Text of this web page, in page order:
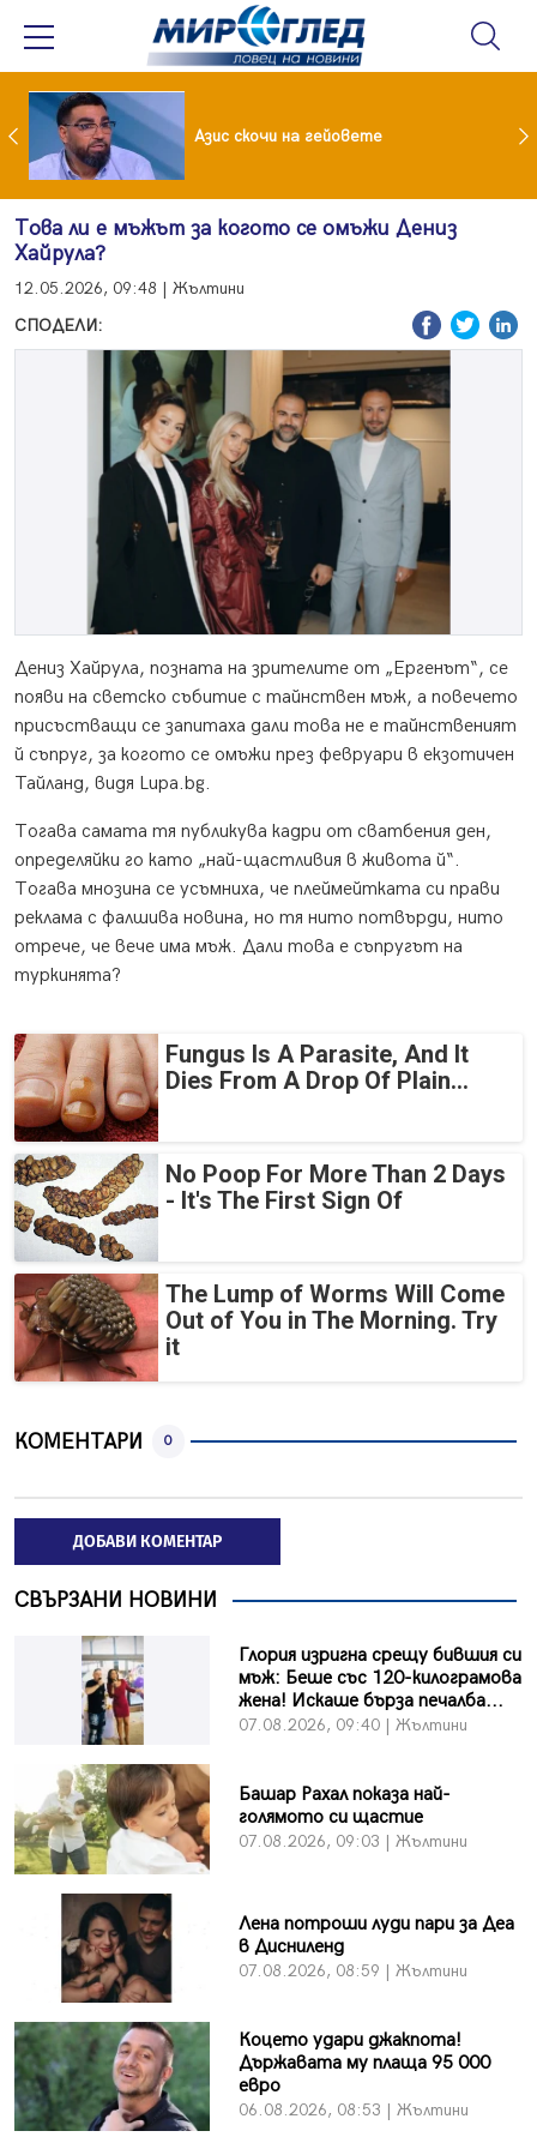
във фейсбук и инстаграм за непълнолетни Азис скочи на гейовете
Това ли е мъжът за когото се омъжи Дениз
Хайрула?
12.05.2026, 09:48 | Жълтини
СПОДЕЛИ:
Дениз Хайрула, позната на зрителите от „Ергенът“, се
появи на светско събитие с тайнствен мъж, а повечето
присъстващи се запитаха дали това не е тайнственият
й съпруг, за когото се омъжи през февруари в екзотичен
Тайланд, видя Lupa.bg.
Тогава самата тя публикува кадри от сватбения ден,
определяйки го като „най-щастливия в живота й“.
Тогава мнозина се усъмниха, че плеймейтката си прави
реклама с фалшива новина, но тя нито потвърди, нито
отрече, че вече има мъж. Дали това е съпругът на
туркинята?
Fungus Is A Parasite, And It
Dies From A Drop Of Plain...
No Poop For More Than 2 Days
- It's The First Sign Of
The Lump of Worms Will Come
Out of You in The Morning. Try
it
КОМЕНТАРИ 0
ДОБАВИ КОМЕНТАР
СВЪРЗАНИ НОВИНИ
Глория изригна срещу бившия си
мъж: Беше със 120-килограмова
жена! Искаше бърза печалба...
07.08.2026, 09:40 | Жълтини
Башар Рахал показа най-
голямото си щастие
07.08.2026, 09:03 | Жълтини
Лена потроши луди пари за Деа
в Дисниленд
07.08.2026, 08:59 | Жълтини
Коцето удари джакпота!
Държавата му плаща 95 000
евро
06.08.2026, 08:53 | Жълтини